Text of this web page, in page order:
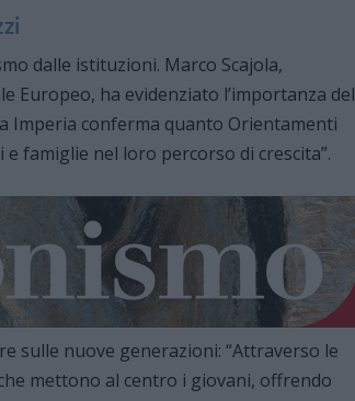
dalle istituzioni. Marco Scajola,
Europeo, ha evidenziato l’importanza del
Imperia conferma quanto Orientamenti
famiglie nel loro percorso di crescita”.
sulle nuove generazioni: “Attraverso le
mettono al centro i giovani, offrendo